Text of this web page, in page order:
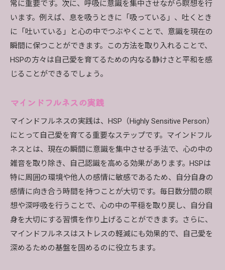
常に重要です。次に、呼吸に意識を集中させながら瞑想を行
います。例えば、息を吸うときに「吸っている」、吐くとき
に「吐いている」と心の中でつぶやくことで、意識を現在の
瞬間に保つことができます。この方法を取り入れることで、
HSPの方々は自己愛を育てるための内なる静けさと平和を感
じることができるでしょう。
マインドフルネスの実践
マインドフルネスの実践は、HSP（Highly Sensitive Person）
にとって自己愛を育てる重要なステップです。マインドフル
ネスとは、現在の瞬間に意識を集中させる手法で、心の中の
雑音を取り除き、自己認識を高める効果があります。HSPは
特に周囲の環境や他人の感情に敏感であるため、自分自身の
感情に向き合う時間を持つことが大切です。毎日数分間の瞑
想や深呼吸を行うことで、心の中の平穏を取り戻し、自分自
身を大切にする習慣を作り上げることができます。さらに、
マインドフルネスはストレスの軽減にも効果的で、自己愛を
深めるための基盤を固めるのに役立ちます。